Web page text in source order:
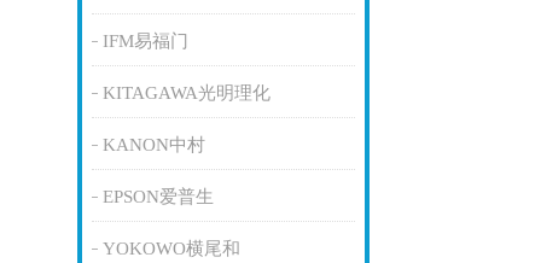
IFM易福门
KITAGAWA光明理化
KANON中村
EPSON爱普生
YOKOWO横尾和